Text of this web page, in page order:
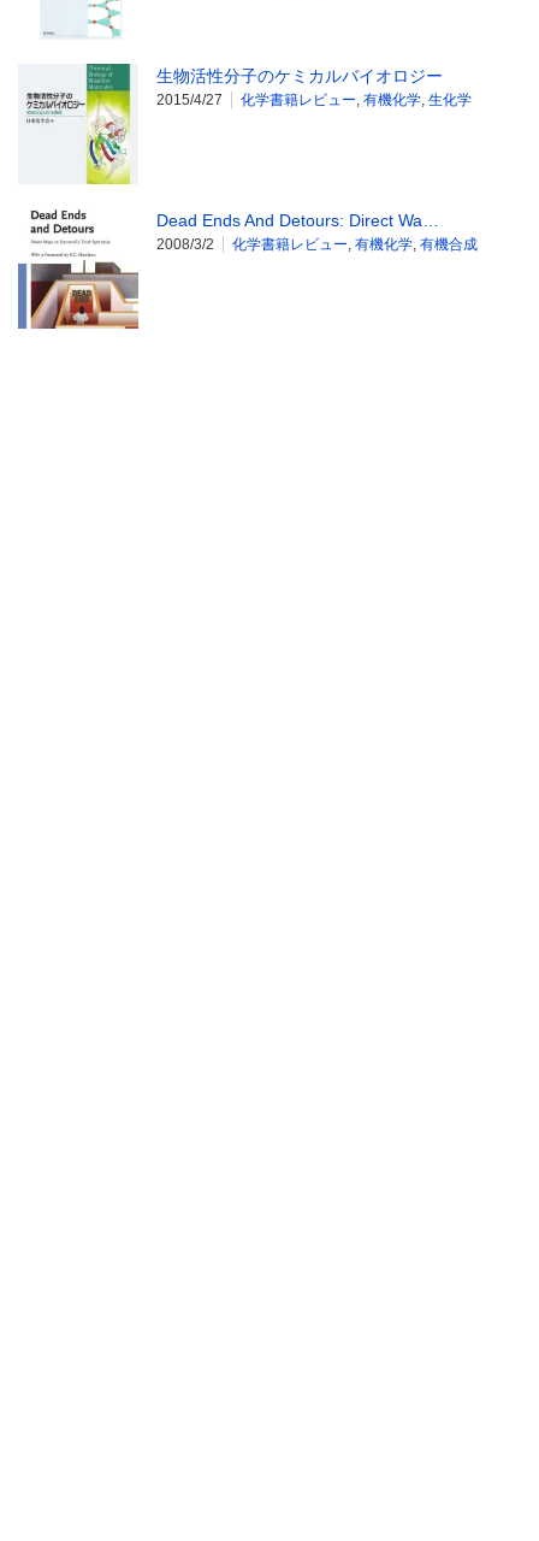
生物活性分子のケミカルバイオロジー
2015/4/27 化学書籍レビュー, 有機化学, 生化学
Dead Ends And Detours: Direct Wa…
2008/3/2 化学書籍レビュー, 有機化学, 有機合成